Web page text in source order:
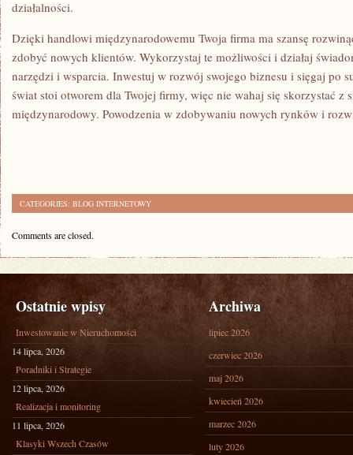
działalności.
Dzięki handlowi międzynarodowemu Twoja firma ma szansę
zdobyć ⁤nowych klientów. Wykorzystaj te możliwości i działaj
narzędzi i wsparcia. Inwestuj w rozwój ⁢swojego biznesu i sięgaj po
świat stoi otworem dla ⁢Twojej firmy, więc nie wahaj się skorzystać z
międzynarodowy. Powodzenia w zdobywaniu nowych rynków i
CATEGORIES: BLOG INTERNETOWY
Comments are closed.
Ostatnie wpisy
Inwestowanie w Nieruchomości
14 lipca, 2026
Poradniki i Strategie
12 lipca, 2026
Realizacja i monitoring
11 lipca, 2026
Klasyki Wszech Czasów
Archiwa
lipiec 2026
czerwiec 2026
maj 2026
kwiecień 2026
marzec 2026
luty 2026